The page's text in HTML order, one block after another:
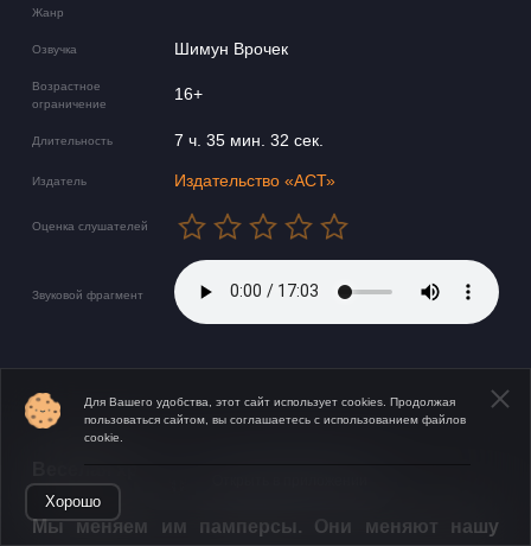
Жанр
Озвучка Шимун Врочек
Возрастное
ограничение
16+
Длительность 7 ч. 35 мин. 32 сек.
Издатель Издательство «АСТ»
Оценка слушателей
Звуковой фрагмент
​Мы меняем им памперсы. Они меняют нашу
Для Вашего удобства, этот сайт использует cookies. Продолжая
пользоваться сайтом, вы соглашаетесь с использованием файлов
cookie.
Хорошо